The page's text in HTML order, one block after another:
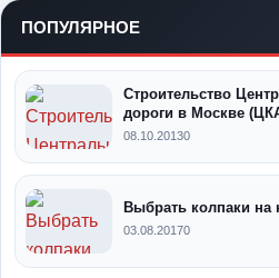
ПОПУЛЯРНОЕ
Строительство
дороги в Москве
08.10.20130
Выбрать колпаки на
03.08.20170